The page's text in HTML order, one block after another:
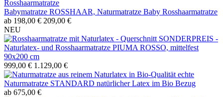
Babymatratze ROSSHAAR, Naturmatratze Baby Rosshaarmatratze
ab 198,00 € 209,00 €
NEU
SONDERPREIS -
Naturlatex- und Rosshaarmatratze PIUMA ROSSO, mittelfest
90x200 cm
999,00 € 1.129,00 €
echte
Naturmatratze STANDARD natürlicher Latex im Bio Bezug
ab 675,00 €